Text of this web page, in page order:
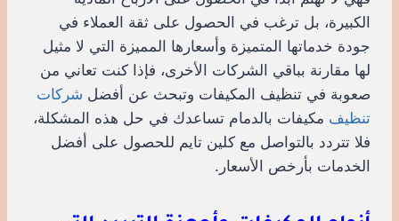
الكبيرة، بل ترغب في الحصول على ثقة العملاء في
جودة خدماتها المتميزة وأسعارها المميزة التي لا مثيل
لها مقارنة بباقي الشركات الأخرى، فإذا كنت تعاني من
صعوبة في تنظيف المكيفات وتبحث عن أفضل شركات
تنظيف مكيفات بالدمام تساعدك في حل هذه المشكلة،
فلا تتردد بالتواصل مع كلين تايم للحصول على أفضل
الخدمات بأرخص الأسعار.